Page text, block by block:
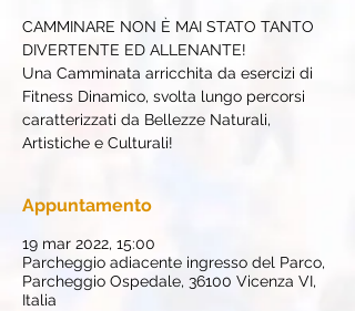
CAMMINARE NON È MAI STATO TANTO
DIVERTENTE ED ALLENANTE!
Una Camminata arricchita da esercizi di
Fitness Dinamico, svolta lungo percorsi
caratterizzati da Bellezze Naturali,
Artistiche e Culturali!
Appuntamento
19 mar 2022, 15:00
Parcheggio adiacente ingresso del Parco,
Parcheggio Ospedale, 36100 Vicenza VI,
Italia